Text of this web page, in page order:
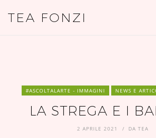
TEA FONZI
#ASCOLTALARTE - IMMAGINI NEWS E
LA STREGA E I
2 APRILE 2021 DA TEA